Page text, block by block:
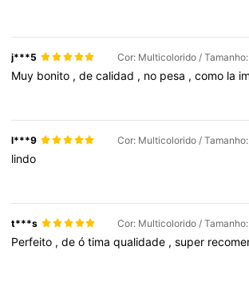
4,90 167K Seguidores
j***5 Cor: Multicolorido /
Muy bonito ,decalidad , no pesa ,como la
l***9 Cor: Multicolorido /
lindo
t***s Cor: Multicolorido /
Perfeito ,deótimaqualidade ,super